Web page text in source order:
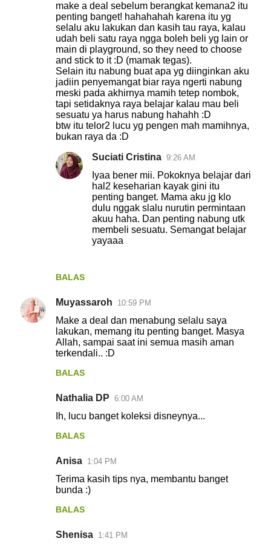
make a deal sebelum berangkat kemana2 itu
penting banget! hahahahah karena itu yg
selalu aku lakukan dan kasih tau raya, kalau
udah beli satu raya ngga boleh beli yg lain or
main di playground, so they need to choose
and stick to it :D (mamak tegas).
Selain itu nabung buat apa yg diinginkan aku
jadiin penyemangat biar raya ngerti nabung
meski pada akhirnya mamih tetep nombok,
tapi setidaknya raya belajar kalau mau beli
sesuatu ya harus nabung hahahh :D
btw itu telor2 lucu yg pengen mah mamihnya,
bukan raya da :D
BALAS
Suciati Cristina 9:26 AM
Iyaa bener mii. Pokoknya belajar dari
hal2 keseharian kayak gini itu
penting banget. Mama aku jg klo
dulu nggak slalu nurutin permintaan
akuu haha. Dan penting nabung utk
membeli sesuatu. Semangat belajar
yayaaa
Muyassaroh 10:59 PM
Make a deal dan menabung selalu saya
lakukan, memang itu penting banget. Masya
Allah, sampai saat ini semua masih aman
terkendali.. :D
BALAS
Nathalia DP 6:00 AM
Ih, lucu banget koleksi disneynya...
BALAS
Anisa 1:04 PM
Terima kasih tips nya, membantu banget
bunda :)
BALAS
Shenisa 1:41 PM